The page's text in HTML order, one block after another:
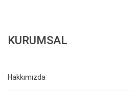
KURUMSAL
Hakkımızda